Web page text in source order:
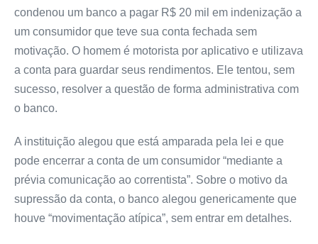
condenou um banco a pagar R$ 20 mil em indenização a
um consumidor que teve sua conta fechada sem
motivação. O homem é motorista por aplicativo e utilizava
a conta para guardar seus rendimentos. Ele tentou, sem
sucesso, resolver a questão de forma administrativa com
o banco.
A instituição alegou que está amparada pela lei e que
pode encerrar a conta de um consumidor “mediante a
prévia comunicação ao correntista”. Sobre o motivo da
supressão da conta, o banco alegou genericamente que
houve “movimentação atípica”, sem entrar em detalhes.